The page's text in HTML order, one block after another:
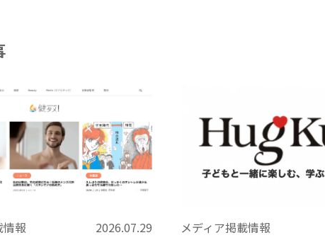
情報 2026.07.29 メディア掲載情報